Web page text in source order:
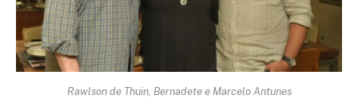
Rawlson de Thuin, Bernadete e Marcelo Antunes